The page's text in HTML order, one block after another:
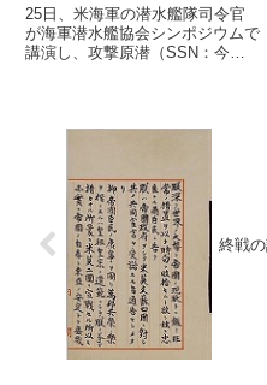
25日、米海軍の潜水艦隊司令官
が海軍潜水艦協会シンポジウムで
講演し、攻撃原潜（SSN：今は
終戦